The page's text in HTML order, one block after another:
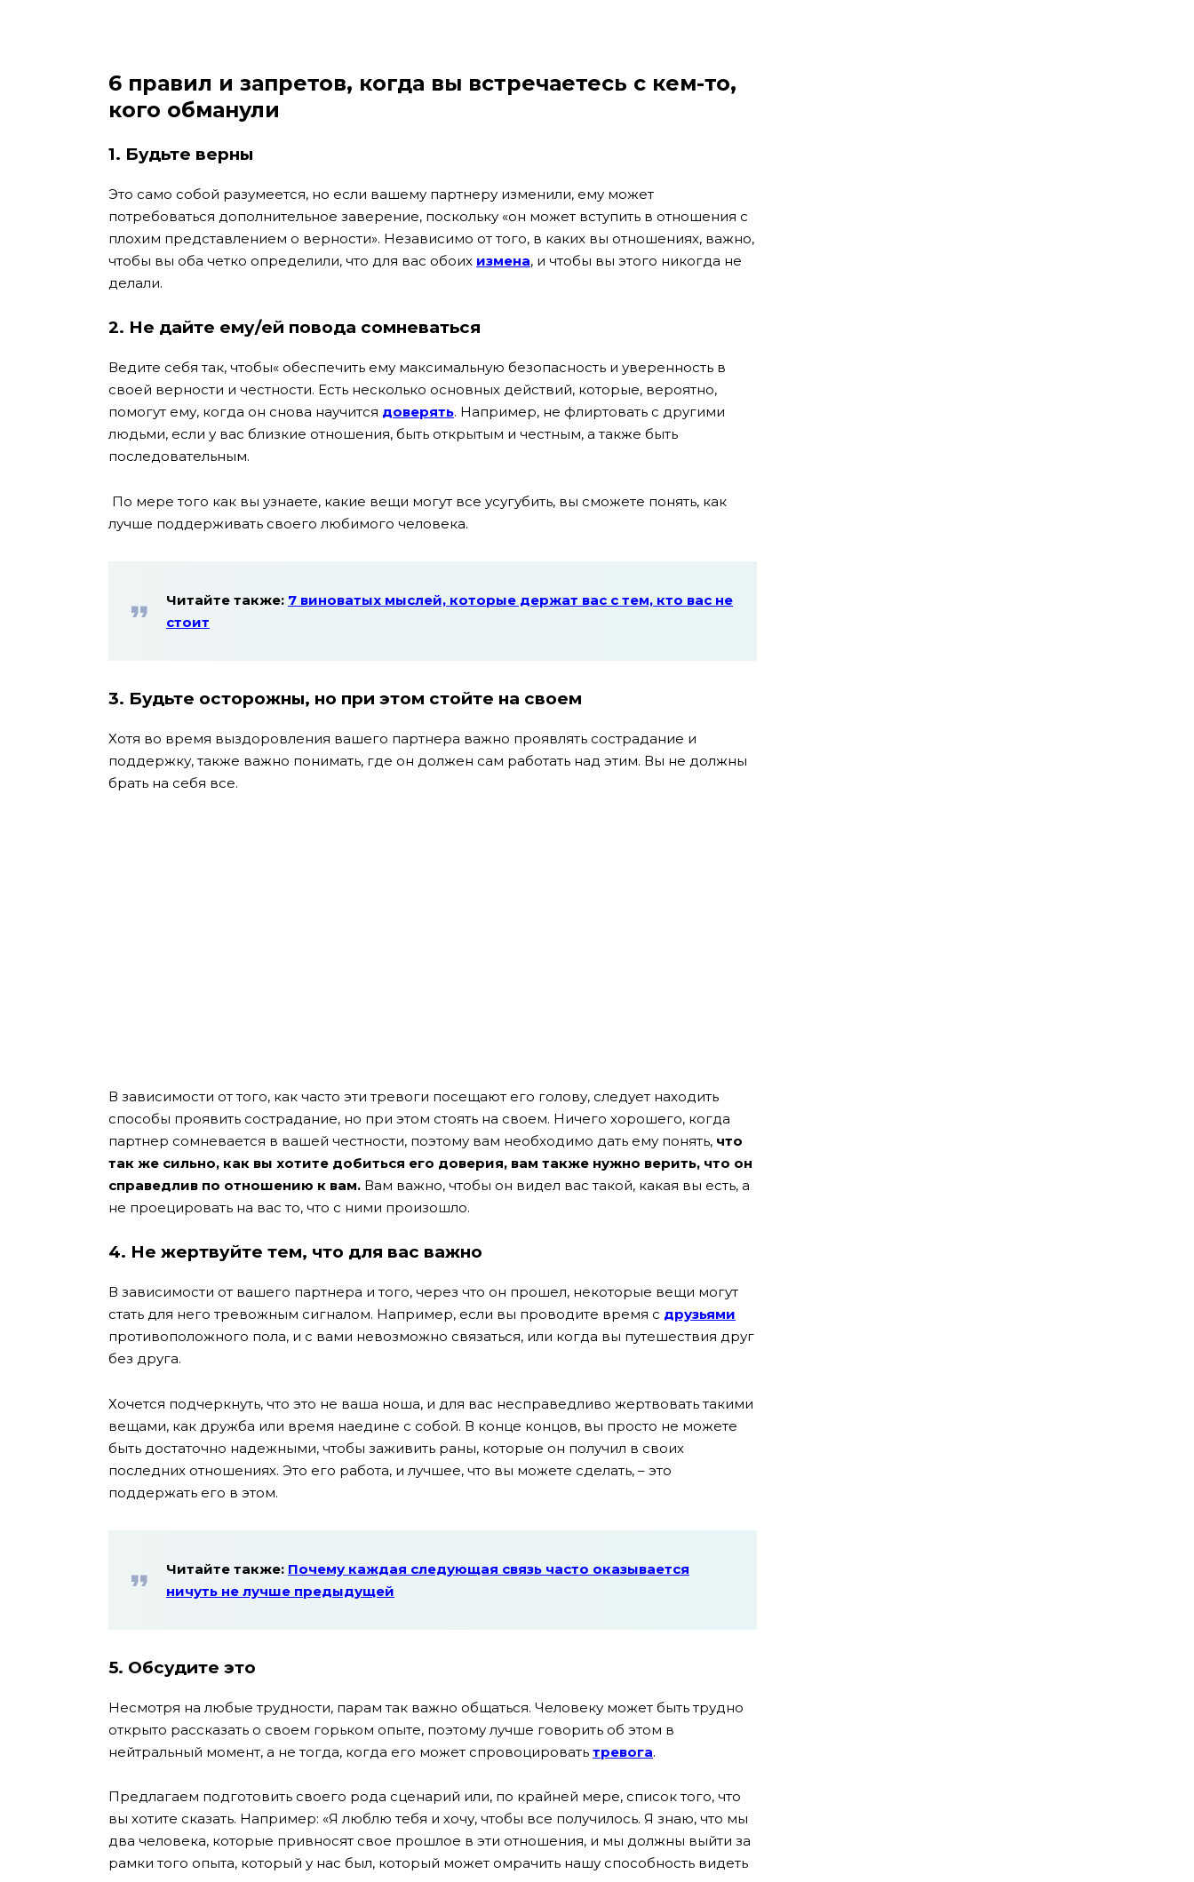
6 правил и запретов, когда вы встречаетесь с кем-то,
кого обманули
1. Будьте верны
Это само собой разумеется, но если вашему партнеру изменили, ему может
потребоваться дополнительное заверение, поскольку «он может вступить в отношения с
плохим представлением о верности». Независимо от того, в каких вы отношениях, важно,
чтобы вы оба четко определили, что для вас обоих измена, и чтобы вы этого никогда не
делали.
2. Не дайте ему/ей повода сомневаться
Ведите себя так, чтобы« обеспечить ему максимальную безопасность и уверенность в
своей верности и честности. Есть несколько основных действий, которые, вероятно,
помогут ему, когда он снова научится доверять. Например, не флиртовать с другими
людьми, если у вас близкие отношения, быть открытым и честным, а также быть
последовательным.
По мере того как вы узнаете, какие вещи могут все усугубить, вы сможете понять, как
лучше поддерживать своего любимого человека.
Читайте также: 7 виноватых мыслей, которые держат вас с тем, кто вас не
стоит
3. Будьте осторожны, но при этом стойте на своем
Хотя во время выздоровления вашего партнера важно проявлять сострадание и
поддержку, также важно понимать, где он должен сам работать над этим. Вы не должны
брать на себя все.
В зависимости от того, как часто эти тревоги посещают его голову, следует находить
способы проявить сострадание, но при этом стоять на своем. Ничего хорошего, когда
партнер сомневается в вашей честности, поэтому вам необходимо дать ему понять, что
так же сильно, как вы хотите добиться его доверия, вам также нужно верить, что он
справедлив по отношению к вам. Вам важно, чтобы он видел вас такой, какая вы есть, а
не проецировать на вас то, что с ними произошло.
4. Не жертвуйте тем, что для вас важно
В зависимости от вашего партнера и того, через что он прошел, некоторые вещи могут
стать для него тревожным сигналом. Например, если вы проводите время с друзьями
противоположного пола, и с вами невозможно связаться, или когда вы путешествия друг
без друга.
Хочется подчеркнуть, что это не ваша ноша, и для вас несправедливо жертвовать такими
вещами, как дружба или время наедине с собой. В конце концов, вы просто не можете
быть достаточно надежными, чтобы заживить раны, которые он получил в своих
последних отношениях. Это его работа, и лучшее, что вы можете сделать, – это
поддержать его в этом.
Читайте также: Почему каждая следующая связь часто оказывается
ничуть не лучше предыдущей
5. Обсудите это
Несмотря на любые трудности, парам так важно общаться. Человеку может быть трудно
открыто рассказать о своем горьком опыте, поэтому лучше говорить об этом в
нейтральный момент, а не тогда, когда его может спровоцировать тревога.
Предлагаем подготовить своего рода сценарий или, по крайней мере, список того, что
вы хотите сказать. Например: «Я люблю тебя и хочу, чтобы все получилось. Я знаю, что мы
два человека, которые привносят свое прошлое в эти отношения, и мы должны выйти за
рамки того опыта, который у нас был, который может омрачить нашу способность видеть